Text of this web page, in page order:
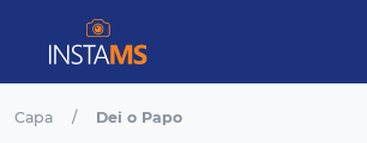
Capa Dei o Papo